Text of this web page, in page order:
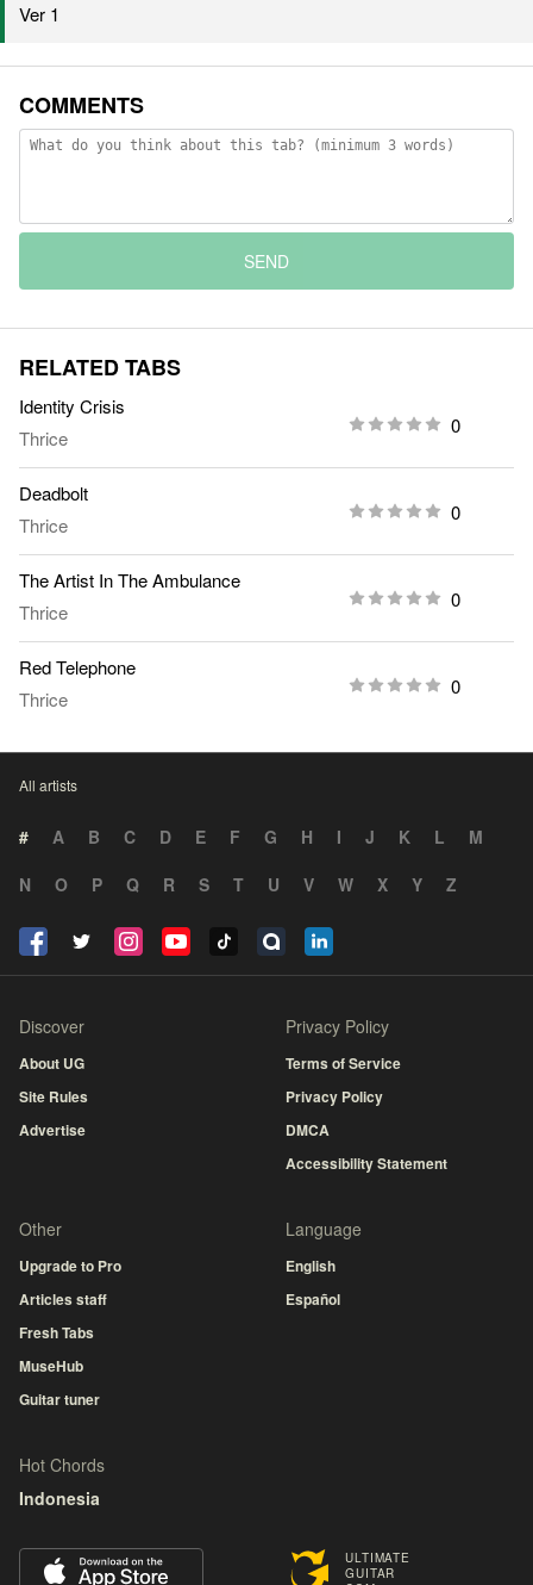
Ver 1
COMMENTS
SEND
RELATED TABS
Identity Crisis
Thrice
0
Deadbolt
Thrice
0
The Artist In The Ambulance
Thrice
0
Red Telephone
Thrice
0
All artists
# A B C D E F G H I J K L
M
N
O P Q R S T U V W X Y Z
ULTIMATE
GUITAR
Discover
About UG
Site Rules
Advertise
Privacy Policy
Terms of Service
Privacy Policy
DMCA
Accessibility Statement
Other
Upgrade to Pro
Articles staff
Fresh Tabs
MuseHub
Guitar tuner
Language
English
Español
Hot Chords
Indonesia